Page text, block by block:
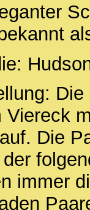
Viereck
Die
immer